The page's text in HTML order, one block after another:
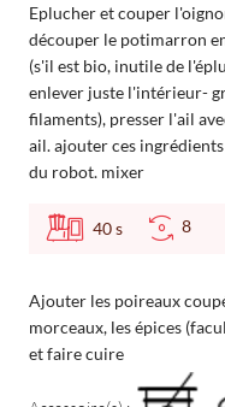
Eplucher et couper
découper le potimarron
(s'il est bio, inutile de
enlever juste l'intérieur-
filaments), presser l'ail
ail. ajouter ces
du robot. mixer
40s 8
Ajouter les poireaux
morceaux, les épices
et faire cuire